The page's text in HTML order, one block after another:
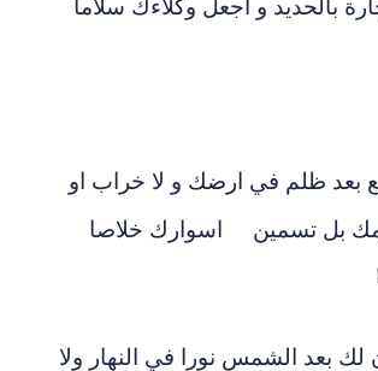
و اجعل وكلاءك سلاما
بعد ظلم في ارضك و لا خراب او
تسمين اسوارك خلاصا
لك بعد الشمس نورا في النهار ولا